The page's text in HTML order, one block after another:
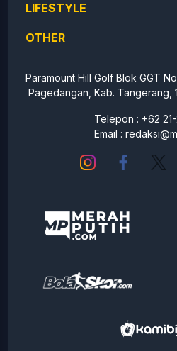
LIFESTYLE
OTHER
Paramount Hill Golf Blok GGT
Pagedangan, Kab. Tangerang,
Telepon : +62
Email :